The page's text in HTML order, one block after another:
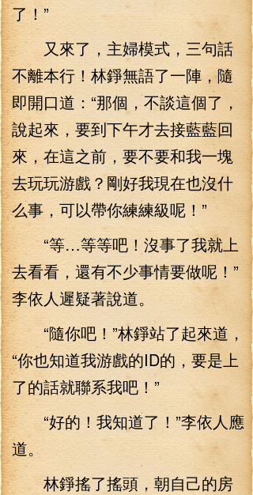
了！”
又來了，主婦模式，三句話
不離本行！林錚無語了一陣，隨
即開口道：“那個，不談這個了，
說起來，要到下午才去接藍藍回
來，在這之前，要不要和我一塊
去玩玩游戲？剛好我現在也沒什
么事，可以帶你練練級呢！”
“等…等等吧！沒事了我就上
去看看，還有不少事情要做呢！”
李依人遲疑著說道。
“隨你吧！”林錚站了起來道，
“你也知道我游戲的ID的，要是上
了的話就聯系我吧！”
“好的！我知道了！”李依人應
道。
林錚搖了搖頭，朝自己的房